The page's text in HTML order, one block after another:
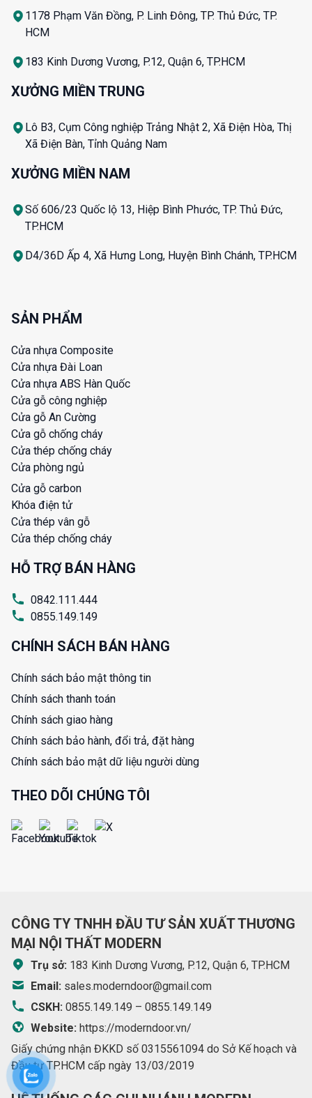
1178 Phạm Văn Đồng, P. Linh Đông, TP. Thủ Đức, TP.
HCM
183 Kinh Dương Vương, P.12, Quận 6, TP.HCM
XƯỞNG MIỀN TRUNG
Lô B3, Cụm Công nghiệp Trảng Nhật 2, Xã Điện Hòa, Thị
Xã Điện Bàn, Tỉnh Quảng Nam
XƯỞNG MIỀN NAM
Số 606/23 Quốc lộ 13, Hiệp Bình Phước, TP. Thủ Đức,
TP.HCM
D4/36D Ấp 4, Xã Hưng Long, Huyện Bình Chánh, TP.HCM
SẢN PHẨM
Cửa nhựa Composite
Cửa nhựa Đài Loan
Cửa nhựa ABS Hàn Quốc
Cửa gỗ công nghiệp
Cửa gỗ An Cường
Cửa gỗ chống cháy
Cửa thép chống cháy
Cửa phòng ngủ
Cửa gỗ carbon
Khóa điện tử
Cửa thép vân gỗ
Cửa thép chống cháy
HỖ TRỢ BÁN HÀNG
0842.111.444
0855.149.149
CHÍNH SÁCH BÁN HÀNG
Chính sách bảo mật thông tin
Chính sách thanh toán
Chính sách giao hàng
Chính sách bảo hành, đổi trả, đặt hàng
Chính sách bảo mật dữ liệu người dùng
THEO DÕI CHÚNG TÔI
CÔNG TY TNHH ĐẦU TƯ SẢN XUẤT THƯƠNG
MẠI NỘI THẤT MODERN
Trụ sở: 183 Kinh Dương Vương, P.12, Quận 6, TP.HCM
Email: sales.moderndoor@gmail.com
CSKH: 0855.149.149 – 0855.149.149
Website: https://moderndoor.vn/
Giấy chứng nhận ĐKKD số 0315561094 do Sở Kế hoạch và
Đầu tư TP.HCM cấp ngày 13/03/2019